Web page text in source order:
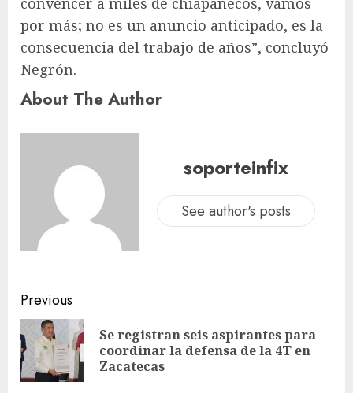
por más; no es un anuncio anticipado, es la
consecuencia del trabajo de años”, concluyó
Negrón.
About The Author
soporteinfix
See author's posts
Previous
Se registran seis aspirantes para
coordinar la defensa de la 4T en
Zacatecas